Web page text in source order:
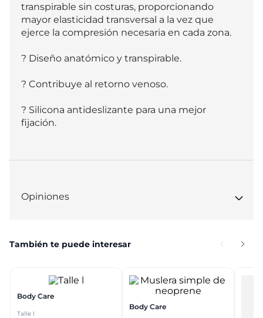
transpirable sin costuras, proporcionando
mayor elasticidad transversal a la vez que
ejerce la compresión necesaria en cada zona.
? Diseño anatómico y transpirable.
? Contribuye al retorno venoso.
? Silicona antideslizante para una mejor
fijación.
Opiniones
También te puede interesar
Body Care
Talle l
Body Care